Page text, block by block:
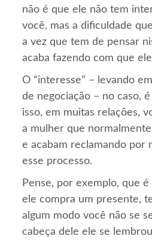
não é que ele não tem
você, mas a dificuldade
a vez que tem de pensar
acaba fazendo com que
O “interesse” – levando
de negociação – no caso, é
isso, em muitas relações,
a mulher que
e acabam reclamando por
esse processo.
Pense, por exemplo, que
ele compra um presente,
algum modo você não se
cabeça dele ele se